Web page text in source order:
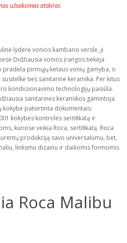
užsakomas atskirai.
lyderė vonios kambario versle, ji
vonios įrangos tiekėja
pradėta pirmųjų ketaus vonių gamyba, o
ties sanitarine keramika. Per kitus
kondiciionavimo technologijų pasiūla.
sanitarinės keramikos gamintoja
kokybė patvirtinta dokumentais:
kokybės kontrolės sertiﬁkatą ir
kuriose veikia Roca, sertiﬁkatą. Roca
produkciją savo universalumu, bet,
linksmu dizainu ir dailiomis formomis
Roca Malibu